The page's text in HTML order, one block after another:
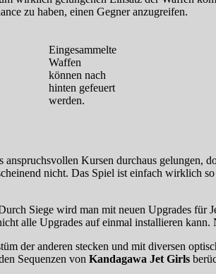
zu haben, einen Gegner anzugreifen.
Eingesammelte
Waffen
können nach
hinten gefeuert
werden.
Kursen durchaus gelungen,
nicht. Das Spiel ist einfach wirklich
Siege wird man mit neuen Upgrades für
alle Upgrades auf einmal installieren
der anderen stecken und mit diversen
Sequenzen von Kandagawa Jet Girls